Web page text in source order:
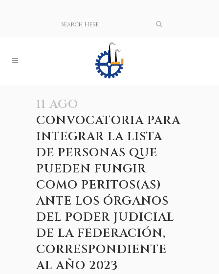
11 AGO
CONVOCATORIA PARA
INTEGRAR LA LISTA
DE PERSONAS QUE
PUEDEN FUNGIR
COMO PERITOS(AS)
ANTE LOS ÓRGANOS
DEL PODER JUDICIAL
DE LA FEDERACIÓN,
CORRESPONDIENTE
AL AÑO 2023